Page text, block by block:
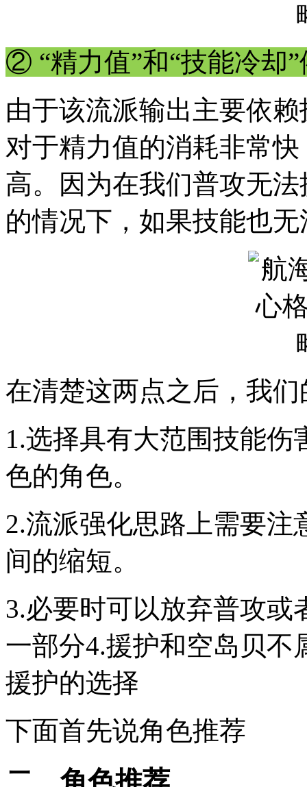
② “精力值”和“技能冷却”
由于该流派输出主要依
对于精力值的消耗非常
高。因为在我们普攻无
的情况下，如果技能也
在清楚这两点之后，我
1.选择具有大范围技能
色的角色。
2.流派强化思路上需要
间的缩短。
3.必要时可以放弃普攻或
一部分4.援护和空岛贝不
援护的选择
下面首先说角色推荐